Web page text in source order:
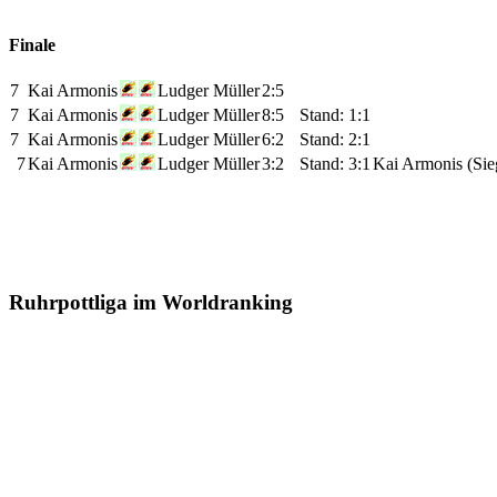
Finale
7 Kai Armonis Ludger Müller2:5
7 Kai Armonis Ludger Müller8:5
Stand: 1:1
7 Kai Armonis Ludger Müller6:2
Stand: 2:1
7Kai Armonis Ludger Müller3:2 Stand: 3:1 Kai Armonis
Ruhrpottliga im Worldranking